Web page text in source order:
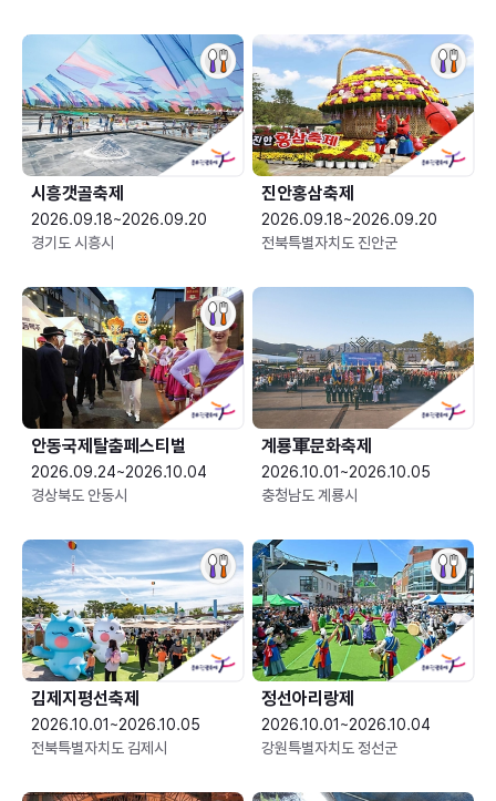
시흥갯골축제
2026.09.18~2026.09.20
경기도 시흥시
진안홍삼축제
2026.09.18~2026.09.20
전북특별자치도 진안군
안동국제탈춤페스티벌
2026.09.24~2026.10.04
경상북도 안동시
2026.10.01~2026.10.05
충청남도 계룡시
김제지평선축제
2026.10.01~2026.10.05
전북특별자치도 김제시
정선아리랑제
2026.10.01~2026.10.04
강원특별자치도 정선군